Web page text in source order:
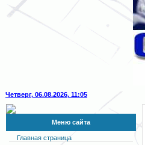
Четверг, 06.08.2026, 11:05
Меню сайта
Главная страница